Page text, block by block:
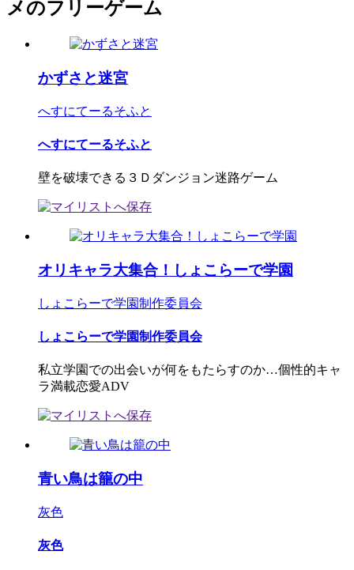
メのフリーゲーム
かずさと迷宮
へすにてーるそふと
へすにてーるそふと
壁を破壊できる３Ｄダンジョン迷路ゲーム
オリキャラ大集合！しょこらーで学園
しょこらーで学園制作委員会
しょこらーで学園制作委員会
私立学園での出会いが何をもたらすのか…個性的キャ
ラ満載恋愛ADV
青い鳥は籠の中
灰色
灰色